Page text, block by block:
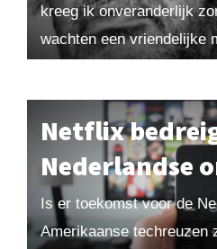
kreeg ik onveranderlijk
wachten een vriendelijke
Netflix
Nederlandse
Is er toekomst voor de
Amerikaanse techreuzen